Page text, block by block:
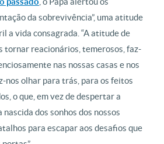
da sobrevivência”, uma atitude
a vida consagrada. “A atitude de
tornar reacionários, temerosos, faz-
nas nossas casas e nos
nos olhar para trás, para os feitos
o que, em vez de despertar a
dos sonhos dos nossos
para escapar aos desafios que